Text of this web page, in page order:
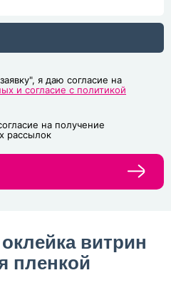
я даю согласие на
и согласие с политикой
на получение
рассылок
витрин
пленкой